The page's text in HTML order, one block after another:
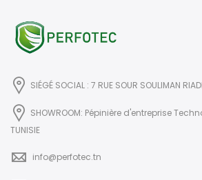
SIÉGÉ SOCIAL : 7 RUE SOUR SOULIMAN
SHOWROOM: Pépinière d'entreprise
TUNISIE
info@perfotec.tn